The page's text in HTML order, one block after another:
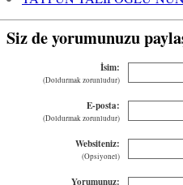
Siz de yorumunuzu
İsim:
(Doldurmak zorunludur)
E-posta:
(Doldurmak zorunludur)
Websiteniz:
(Opsiyonel)
Yorumunuz: